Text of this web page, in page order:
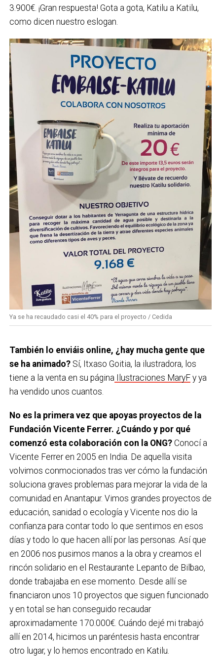
3.900€. ¡Gran respuesta! Gota a gota, Katilu a Katilu,
como dicen nuestro eslogan.
Ya se ha recaudado casi el 40% para el proyecto / Cedida
También lo enviáisonline, ¿hay mucha gente que
se ha animado? Sí, Itxaso Goitia, la ilustradora, los
tiene a la venta en su página Ilustraciones MaryFy ya
ha vendido unos cuantos.
No es la primera vez que apoyasproyectos de la
Fundación Vicente Ferrer. ¿Cuándo y por qué
comenzó esta colaboración con la ONG?Conocí a
Vicente Ferrer en 2005 en India. De aquella visita
volvimos conmocionados tras ver cómo la fundación
soluciona graves problemas para mejorar la vida de la
comunidad en Anantapur. Vimos grandes proyectos de
educación, sanidad o ecología y Vicente nos dio la
confianza para contar todo lo que sentimos en esos
días y todo lo que hacen allí por las personas. Así que
en 2006 nos pusimos manos a la obra y creamos el
rincón solidario en el Restaurante Lepanto de Bilbao,
donde trabajaba en ese momento. Desde allí se
financiaron unos 10 proyectos que siguen funcionado
y en total se han conseguido recaudar
aproximadamente 170.000€. Cuándo dejé mi trabajó
allí en 2014, hicimos un paréntesis hasta encontrar
otro lugar, y lo hemos encontrado en Katilu.